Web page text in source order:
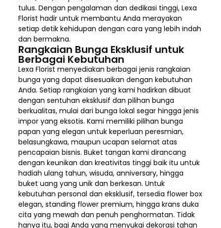
tulus. Dengan pengalaman dan dedikasi tinggi, Lexa
Florist hadir untuk membantu Anda merayakan
setiap detik kehidupan dengan cara yang lebih indah
dan bermakna.
Rangkaian Bunga Eksklusif untuk
Berbagai Kebutuhan
Lexa Florist menyediakan berbagai jenis rangkaian
bunga yang dapat disesuaikan dengan kebutuhan
Anda. Setiap rangkaian yang kami hadirkan dibuat
dengan sentuhan eksklusif dan pilihan bunga
berkualitas, mulai dari bunga lokal segar hingga jenis
impor yang eksotis. Kami memiliki pilihan bunga
papan yang elegan untuk keperluan peresmian,
belasungkawa, maupun ucapan selamat atas
pencapaian bisnis. Buket tangan kami dirancang
dengan keunikan dan kreativitas tinggi baik itu untuk
hadiah ulang tahun, wisuda, anniversary, hingga
buket uang yang unik dan berkesan. Untuk
kebutuhan personal dan eksklusif, tersedia flower box
elegan, standing flower premium, hingga krans duka
cita yang mewah dan penuh penghormatan. Tidak
hanya itu, bagi Anda yang menyukai dekorasi tahan